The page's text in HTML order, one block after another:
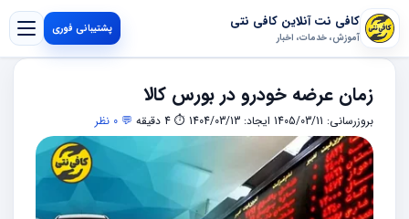
کافی نت آنلاین کافی نتی
آموزش، خدمات، اخبار
پشتیبانی فوری
زمان عرضه خودرو در بورس کالا
بروزرسانی: 1405/03/11 ایجاد: 1404/03/13 ⏱ 4 دقیقه 💬 0 نظر